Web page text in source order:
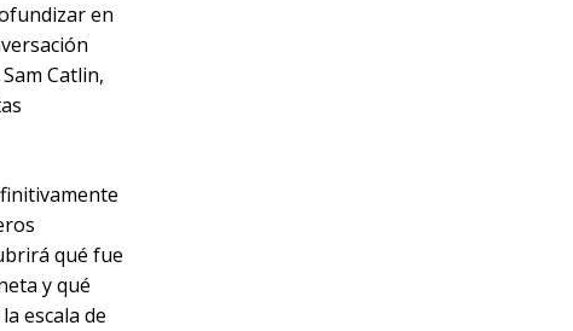
en
Catlin,
qué fue
y qué
escala de